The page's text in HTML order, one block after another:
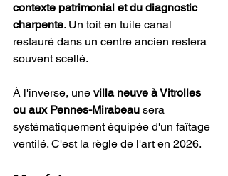
contexte patrimonial et du diagnostic
charpente. Un toit en tuile canal
restauré dans un centre ancien restera
souvent scellé.
À l'inverse, une villa neuve à Vitrolles
ou aux Pennes-Mirabeau sera
systématiquement équipée d'un faîtage
ventilé. C'est la règle de l'art en 2026.